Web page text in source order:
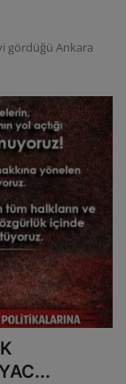
gördüğü Ankara